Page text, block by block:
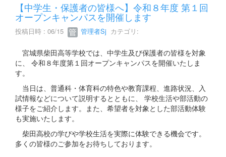
【中学生・保護者の皆様へ】令和８年度 第１回
オープンキャンパスを開催します
投稿日時 : 06/15 管理者Sj カテゴリ:
宮城県柴田高等学校では、中学生及び保護者の皆様を対象
に、 令和８年度第１回オープンキャンパスを開催いたしま
す。
当日は、普通科・体育科の特色や教育課程、進路状況、入
試情報などについて説明するとともに、 学校生活や部活動の
様子をご紹介します。また、希望者を対象とした部活動体験
も実施いたします。
柴田高校の学びや学校生活を実際に体験できる機会です。
多くの皆様のご参加をお待ちしております。